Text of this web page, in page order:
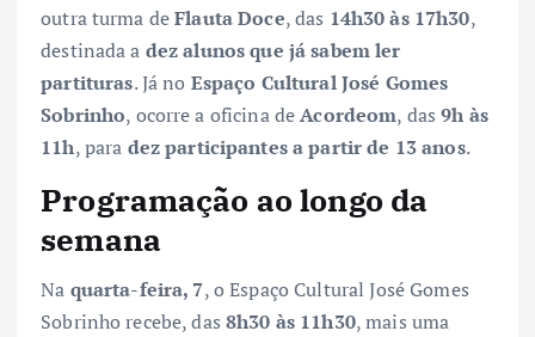
outra turma deFlauta Doce, das 14h30 às 17h30,
destinada a dez alunos que já sabem ler
partituras. Já no Espaço Cultural José Gomes
Sobrinho, ocorre a oficina deAcordeom, das9h às
11h, para dez participantes a partir de 13 anos.
Programação ao longo da
semana
Na quarta-feira, 7, o Espaço Cultural José Gomes
Sobrinho recebe, das8h30 às 11h30, mais uma